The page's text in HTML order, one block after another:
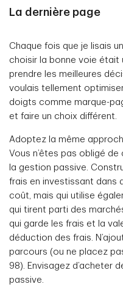
La dernière page
Chaque fois que je lisais
choisir la bonne voie était
prendre les meilleures
voulais tellement
doigts comme marque-
et faire un choix différent.
Adoptez la même
Vous n’êtes pas obligé
la gestion passive.
frais en investissant dans
coût, mais qui utilise
qui tirent parti des
qui garde les frais et la
déduction des frais.
parcours (ou ne placez
98). Envisagez d’acheter
passive.